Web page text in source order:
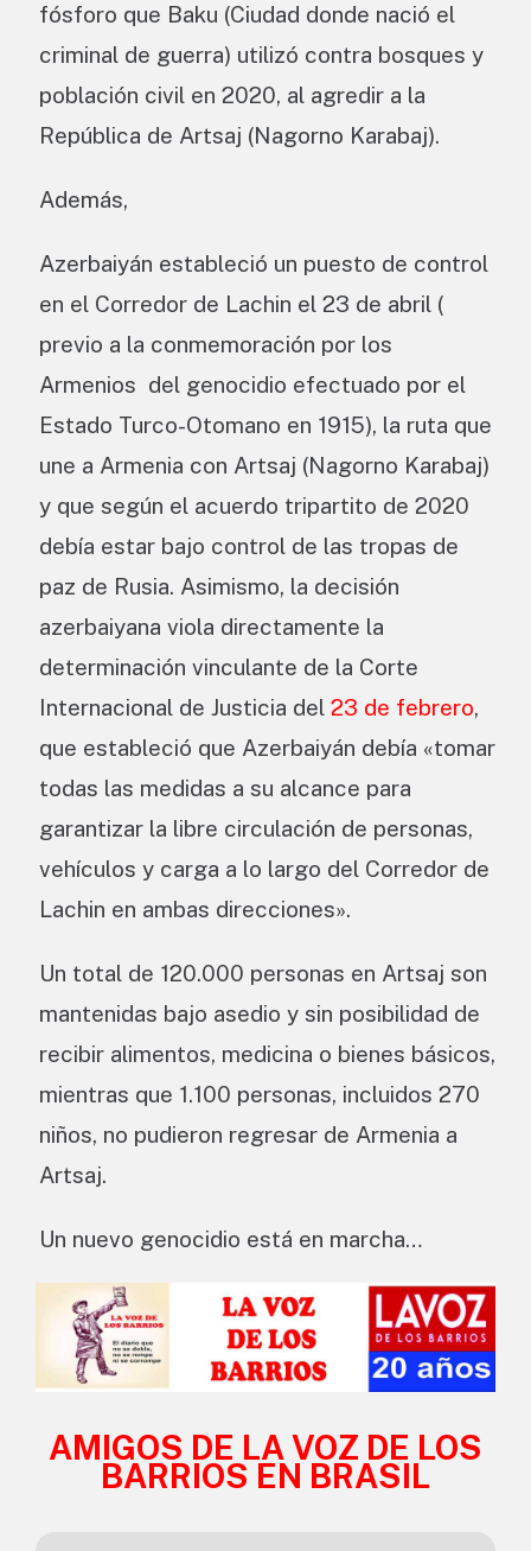
fósforo que Baku (Ciudad donde nació el
criminal de guerra) utilizó contra bosques y
población civil en 2020, al agredir a la
República de Artsaj (Nagorno Karabaj).
Además,
Azerbaiyán estableció un puesto de control
en el Corredor de Lachin el 23 de abril (
previo a la conmemoración por los
Armenios del genocidio efectuado por el
Estado Turco-Otomano en 1915), la ruta que
une a Armenia con Artsaj (Nagorno Karabaj)
y que según el acuerdo tripartito de 2020
debía estar bajo control de las tropas de
paz de Rusia. Asimismo, la decisión
azerbaiyana viola directamente la
determinación vinculante de la Corte
Internacional de Justicia del 23 de febrero,
que estableció que Azerbaiyán debía «tomar
todas las medidas a su alcance para
garantizar la libre circulación de personas,
vehículos y carga a lo largo del Corredor de
Lachin en ambas direcciones».
Un total de 120.000 personas en Artsaj son
mantenidas bajo asedio y sin posibilidad de
recibir alimentos, medicina o bienes básicos,
mientras que 1.100 personas, incluidos 270
niños, no pudieron regresar de Armenia a
Artsaj.
Un nuevo genocidio está en marcha…
AMIGOS DE LA VOZ DE LOS
BARRIOS EN BRASIL